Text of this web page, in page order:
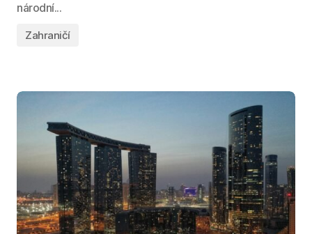
národní...
Zahraničí